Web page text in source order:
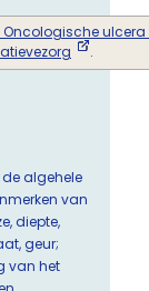
.
algehele
van
diepte,
geur;
van het